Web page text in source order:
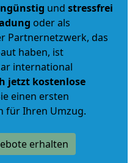
und stressfrei
oder als
Partnernetzwerk, das
haben, ist
international
jetzt kostenlose
einen ersten
für Ihren Umzug.
erhalten